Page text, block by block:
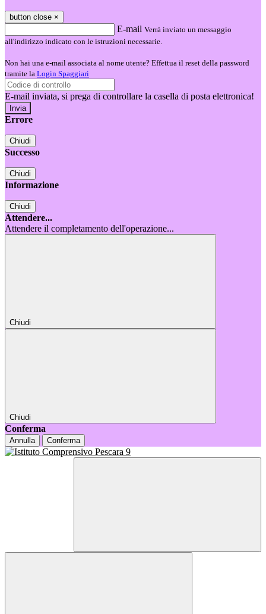
button close ×
E-mail Verrà inviato un messaggio
all'indirizzo indicato con le istruzioni necessarie.
Non hai una e-mail associata al nome utente? Effettua il reset della password
tramite la Login Spaggiari
E-mail inviata, si prega di controllare la casella di posta elettronica!
Errore
Chiudi
Successo
Chiudi
Informazione
Chiudi
Attendere...
Attendere il completamento dell'operazione...
Chiudi
Chiudi
Conferma
Annulla Conferma